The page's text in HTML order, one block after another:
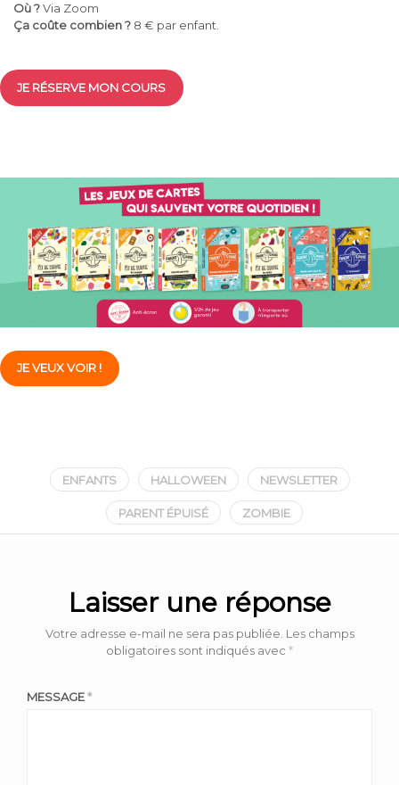
Où ?Via Zoom
Ça coûte combien ? 8 € par enfant.
JE RÉSERVE MON COURS
JE VEUX VOIR !
ENFANTS HALLOWEEN NEWSLETTER
PARENT ÉPUISÉ ZOMBIE
Laisser une réponse
Votre adresse e-mail ne sera pas publiée. Les champs
obligatoires sont indiqués avec *
MESSAGE*